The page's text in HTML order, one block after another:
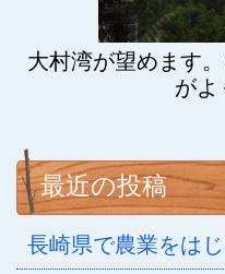
大村湾が望めます
がよ
最近の投稿
長崎県で農業をは